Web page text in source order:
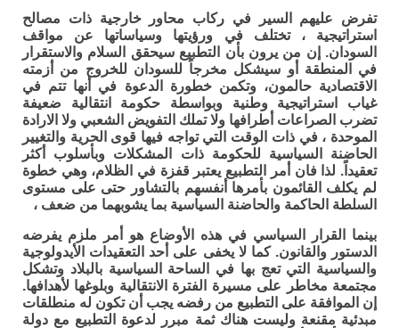
تفرض عليهم السير في ركاب محاور خارجية ذات مصالح
استراتيجية ، تختلف في ورؤيتها وسياساتها عن مواقف
السودان. إن من يرون بأن التطبيع سيحقق السلام والاستقرار
في المنطقة أو سيشكل مخرجاً للسودان للخروج من أزمته
الاقتصادية حالمون، وتكمن خطورة الدعوة في أنها تتم في
غياب استراتيجية وطنية وبواسطة حكومة انتقالية ضعيفة
تضرب الصراعات أطرافها ولا تملك التفويض الشعبي ولا الارادة
الموحدة ، في ذات الوقت التي تواجه فيها قوى الحرية والتغيير
الحاضنة السياسية للحكومة ذات المشكلات وبأسلوب أكثر
تعقيداً. لذا فان أمر التطبيع يعتبر قفزة في الظلام، وهي خطوة
لم يكلف القائمون بأمرها أنفسهم بالتشاور حتى على مستوى
السلطة الحاكمة والحاضنة السياسية بما يشوبهما من ضعف ،
بينما القرار السياسي في هذه الأوضاع هو أمر ملزم يفرضه
الدستور والقانون. كما لا يخفى على أحد التعقيدات الأيدولوجية
والسياسية التي تعج بها في الساحة السياسية بالبلاد وتشكل
مجتمعة مخاطر على مسيرة الفترة الانتقالية وبلوغها لأهدافها.
إن الموافقة على التطبيع من رفضه يجب أن تكون له منطلقات
مبدئية مقنعة وليست هناك ثمة مبرر لدعوة التطبيع مع دولة